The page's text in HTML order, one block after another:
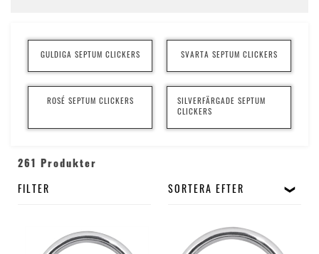
GULDIGA SEPTUM CLICKERS SVARTA SEPTUM CLICKERS
ROSÉ SEPTUM CLICKERS
SILVERFÄRGADE SEPTUM
CLICKERS
261 Produkter
FILTER SORTERA EFTER